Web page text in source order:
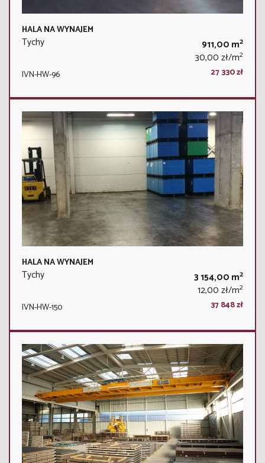
HALA NA WYNAJEM
Tychy 911,00 m2
30,00 zł/m2
IVN-HW-96 27 330 zł
HALA NA WYNAJEM
Tychy 3 154,00 m2
12,00 zł/m2
IVN-HW-150 37 848 zł